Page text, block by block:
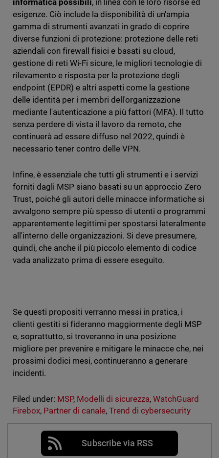
informatica possibili, in linea con le loro risorse ed
esigenze. Ciò include la disponibilità di un'ampia
gamma di strumenti avanzati in grado di coprire
diverse funzioni di protezione: protezione delle reti
aziendali con firewall fisici e basati su cloud,
gestione di reti Wi-Fi sicure, le migliori tecnologie di
rilevamento e risposta per la protezione degli
endpoint (EPDR) e altri aspetti come la gestione
delle identità per i membri dell'organizzazione
mediante l'autenticazione a più fattori (MFA). Il tutto
senza perdere di vista il lavoro da remoto, che
continuerà ad essere diffuso nel 2022, quindi è
necessario tener contro delle VPN.
Infine, è essenziale che tutti gli strumenti e i servizi
forniti dagli MSP siano basati su un approccio Zero
Trust, poiché gli autori delle minacce informatiche si
avvalgono sempre più spesso di utenti o programmi
apparentemente legittimi per spostarsi lateralmente
all'interno delle organizzazioni. Si deve presumere,
quindi, che anche il più piccolo elemento di codice
vada analizzato prima di essere eseguito.
Se questi propositi verranno messi in pratica, i
clienti gestiti si fideranno maggiormente degli MSP
e, soprattutto, si troveranno in una posizione
migliore per prevenire e mitigare le minacce che, nei
prossimi dodici mesi, continueranno a generare
incidenti.
Filed under: MSP, Modelli di sicurezza,WatchGuard
Firebox, Partner di canale, Trend di cybersecurity
Subscribe via RSS